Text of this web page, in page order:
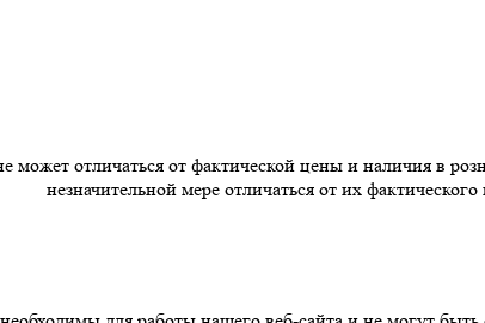
может отличаться от фактической цены и наличия в
незначительной мере отличаться от их фактического